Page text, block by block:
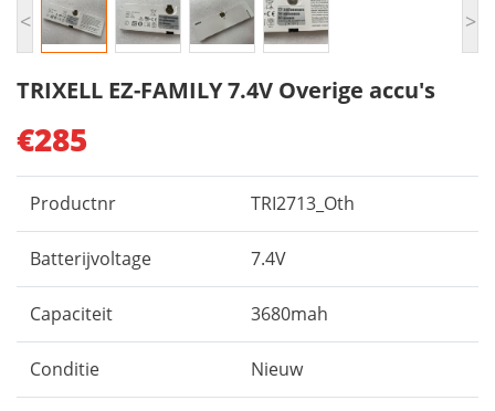
< >
TRIXELL EZ-FAMILY 7.4V Overige accu's
€285
Productnr TRI2713_Oth
Batterijvoltage 7.4V
Capaciteit 3680mah
Conditie Nieuw